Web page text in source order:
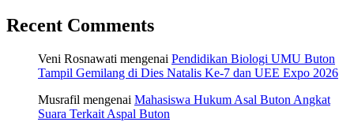
Recent Comments
Veni Rosnawati mengenai Pendidikan Biologi UMU Buton
Tampil Gemilang di Dies Natalis Ke-7 dan UEE Expo 2026
Musrafil mengenai Mahasiswa Hukum Asal Buton Angkat
Suara Terkait Aspal Buton